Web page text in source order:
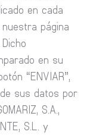
en cada
página
en su
“ENVIAR”,
sus datos por
S.A.,
S.L. y